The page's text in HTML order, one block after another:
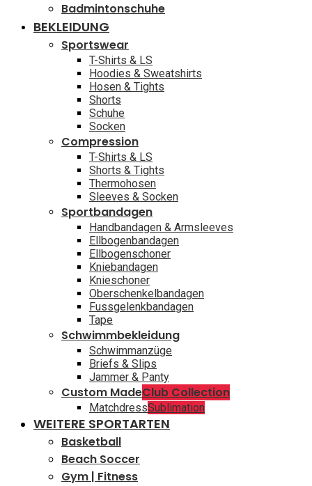
Badmintonschuhe
BEKLEIDUNG
Sportswear
T-Shirts & LS
Hoodies & Sweatshirts
Hosen & Tights
Shorts
Schuhe
Socken
Compression
T-Shirts & LS
Shorts & Tights
Thermohosen
Sleeves & Socken
Sportbandagen
Handbandagen & Armsleeves
Ellbogenbandagen
Ellbogenschoner
Kniebandagen
Knieschoner
Oberschenkelbandagen
Fussgelenkbandagen
Tape
Schwimmbekleidung
Schwimmanzüge
Briefs & Slips
Jammer & Panty
Custom MadeClub Collection
MatchdressSublimation
WEITERE SPORTARTEN
Basketball
Beach Soccer
Gym | Fitness